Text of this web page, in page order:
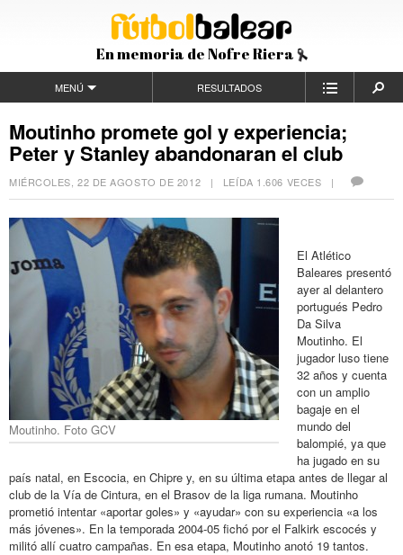
En memoria de Nofre Riera
MENÚ RESULTADOS
Moutinho promete gol y experiencia;
Peter y Stanley abandonaran el club
MIÉRCOLES, 22 DE AGOSTO DE 2012 | LEÍDA 1.606 VECES |
Moutinho. Foto GCV
El Atlético
Baleares presentó
ayer al delantero
portugués Pedro
Da Silva
Moutinho. El
jugador luso tiene
32 años y cuenta
con un amplio
bagaje en el
mundo del
balompié, ya que
ha jugado en su
país natal, en Escocia, en Chipre y, en su última etapa antes de llegar al
club de la Vía de Cintura, en el Brasov de la liga rumana. Moutinho
prometió intentar «aportar goles» y «ayudar» con su experiencia «a los
más jóvenes». En la temporada 2004-05 fichó por el Falkirk escocés y
militó allí cuatro campañas. En esa etapa, Moutinho anotó 19 tantos.